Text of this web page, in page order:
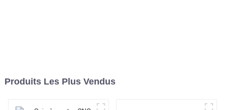
Produits Les Plus Vendus